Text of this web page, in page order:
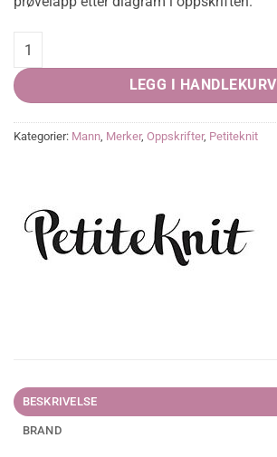
Storm Sweater Man quantity
LEGG I HANDLEKURV
Kategorier: Mann, Merker, Oppskrifter, Petiteknit
BESKRIVELSE
BRAND